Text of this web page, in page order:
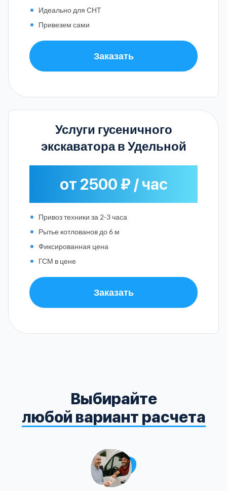
Идеально для СНТ
Привезем сами
Заказать
Услуги гусеничного
экскаватора в Удельной
от 2500 ₽ / час
Привоз техники за 2-3 часа
Рытье котлованов до 6 м
Фиксированная цена
ГСМ в цене
Заказать
Выбирайте
любой вариант расчета